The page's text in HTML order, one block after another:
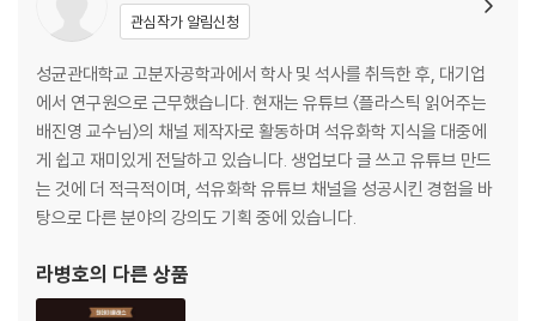
3부 20세기 말: 진정한 플라스틱 시대
28 플라스틱과 포장 산업
29 플라스틱과 문화산업
30 2차 세계대전의 종결자 테플론(1941년) 그리고 테팔 & 고어텍스
31 실리콘(1943년)과 실리콘 유방 임플란트
32 에폭시의 탄생, 제대로 바르고 붙이기 시작하다(1947년)
33 PET의 발명(1948년) 그리고 SK의 폴리에스터 이야기
35 1호 엔지니어링 플라스틱 POM의 발명(1958년)
36 1호 슈퍼 엔지니어링 플라스틱, PI(1964년)
관심작가 알림신청
성균관대학교 고분자공학과에서 학사 및 석사를 취득한 후, 대기업
에서 연구원으로 근무했습니다. 현재는 유튜브 〈플라스틱 읽어주는
배진영 교수님〉의 채널 제작자로 활동하며 석유화학 지식을 대중에
게 쉽고 재미있게 전달하고 있습니다. 생업보다 글 쓰고 유튜브 만드
는 것에 더 적극적이며, 석유화학 유튜브 채널을 성공시킨 경험을 바
탕으로 다른 분야의 강의도 기획 중에 있습니다.
라병호의 다른 상품